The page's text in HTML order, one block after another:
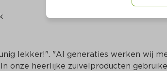
lekker!". "Al generaties werken wij
onze heerlijke zuivelproducten